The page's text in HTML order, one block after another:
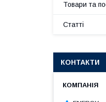
Товари та
Статті
КОНТАКТИ